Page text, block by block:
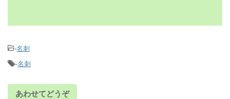
-名刺
-名刺
あわせてどうぞ